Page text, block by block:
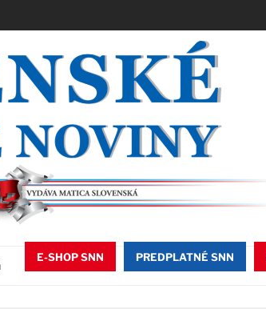
E-SHOP SNN PREDPLATNÉ SNN